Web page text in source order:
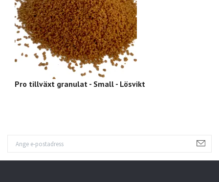
Pro tillväxt granulat - Small - Lösvikt